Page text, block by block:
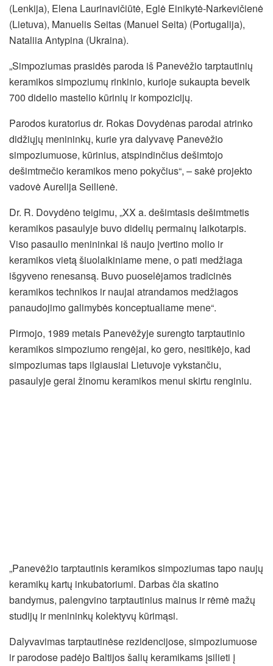
(Lenkija), Elena Laurinavičiūtė, Eglė Einikytė-Narkevičienė
(Lietuva), Manuelis Seitas (Manuel Seita) (Portugalija),
Nataliia Antypina (Ukraina).
„Simpoziumas prasidės paroda iš Panevėžio tarptautinių
keramikos simpoziumų rinkinio, kurioje sukaupta beveik
700 didelio mastelio kūrinių ir kompozicijų.
Parodos kuratorius dr. Rokas Dovydėnas parodai atrinko
didžiųjų menininkų, kurie yra dalyvavę Panevėžio
simpoziumuose, kūrinius, atspindinčius dešimtojo
dešimtmečio keramikos meno pokyčius“, – sakė projekto
vadovė Aurelija Seilienė.
Dr. R. Dovydėno teigimu, „XX a. dešimtasis dešimtmetis
keramikos pasaulyje buvo didelių permainų laikotarpis.
Viso pasaulio menininkai iš naujo įvertino molio ir
keramikos vietą šiuolaikiniame mene, o pati medžiaga
išgyveno renesansą. Buvo puoselėjamos tradicinės
keramikos technikos ir naujai atrandamos medžiagos
panaudojimo galimybės konceptualiame mene“.
Pirmojo, 1989 metais Panevėžyje surengto tarptautinio
keramikos simpoziumo rengėjai, ko gero, nesitikėjo, kad
simpoziumas taps ilgiausiai Lietuvoje vykstančiu,
pasaulyje gerai žinomu keramikos menui skirtu renginiu.
„Panevėžio tarptautinis keramikos simpoziumas tapo naujų
keramikų kartų inkubatoriumi. Darbas čia skatino
bandymus, palengvino tarptautinius mainus ir rėmė mažų
studijų ir menininkų kolektyvų kūrimąsi.
Dalyvavimas tarptautinėse rezidencijose, simpoziumuose
ir parodose padėjo Baltijos šalių keramikams įsilieti į